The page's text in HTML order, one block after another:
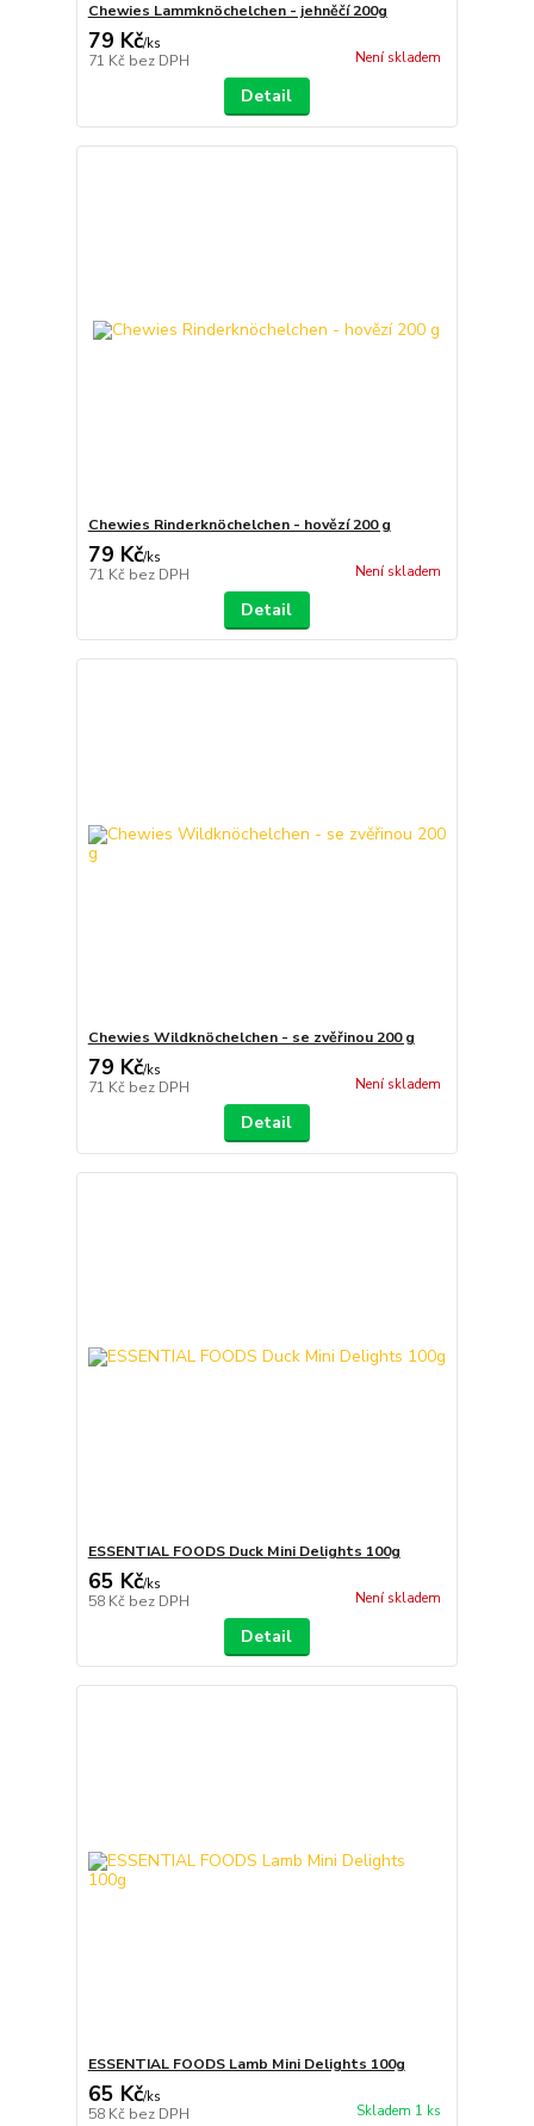
Chewies Lammknöchelchen - jehněčí 200g
79 Kč/ks
71 Kč bez DPH Není skladem
Detail
Chewies Rinderknöchelchen - hovězí 200 g
79 Kč/ks
71 Kč bez DPH Není skladem
Detail
Chewies Wildknöchelchen - se zvěřinou 200 g
79 Kč/ks
71 Kč bez DPH Není skladem
Detail
ESSENTIAL FOODS Duck Mini Delights 100g
65 Kč/ks
58 Kč bez DPH Není skladem
Detail
ESSENTIAL FOODS Lamb Mini Delights 100g
65 Kč/ks
58 Kč bez DPH Skladem 1 ks